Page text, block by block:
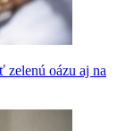
oázu aj na